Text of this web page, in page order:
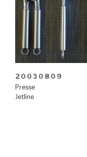
20030809
Presse
Jetline